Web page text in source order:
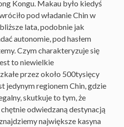
Kongu. Makau było kiedyś
pod władanie Chin w
lata, podobnie jak
autonomie, pod hasłem
Czym charakteryzuje się
to niewielkie
przez około 500tysięcy
jedynym regionem Chin, gdzie
skutkuje to tym, że
odwiedzaną destynacją
największe kasyna